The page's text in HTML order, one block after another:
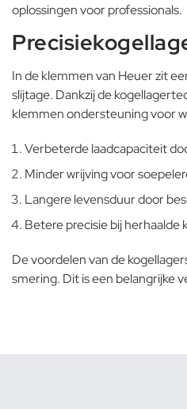
oplossingen voor professionals.
In de klemmen van Heuer zit
slijtage. Dankzij de
klemmen ondersteuning voor
Verbeterde laadcapaciteit
Minder wrijving voor
Langere levensduur door
Betere precisie bij herhaalde
De voordelen van de
smering. Dit is een belangrijke